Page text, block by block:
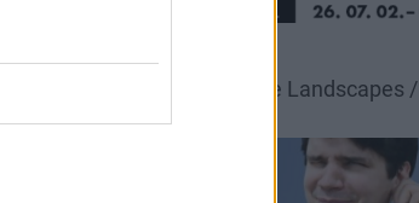
Palotai Gábor: Possible Landscapes /